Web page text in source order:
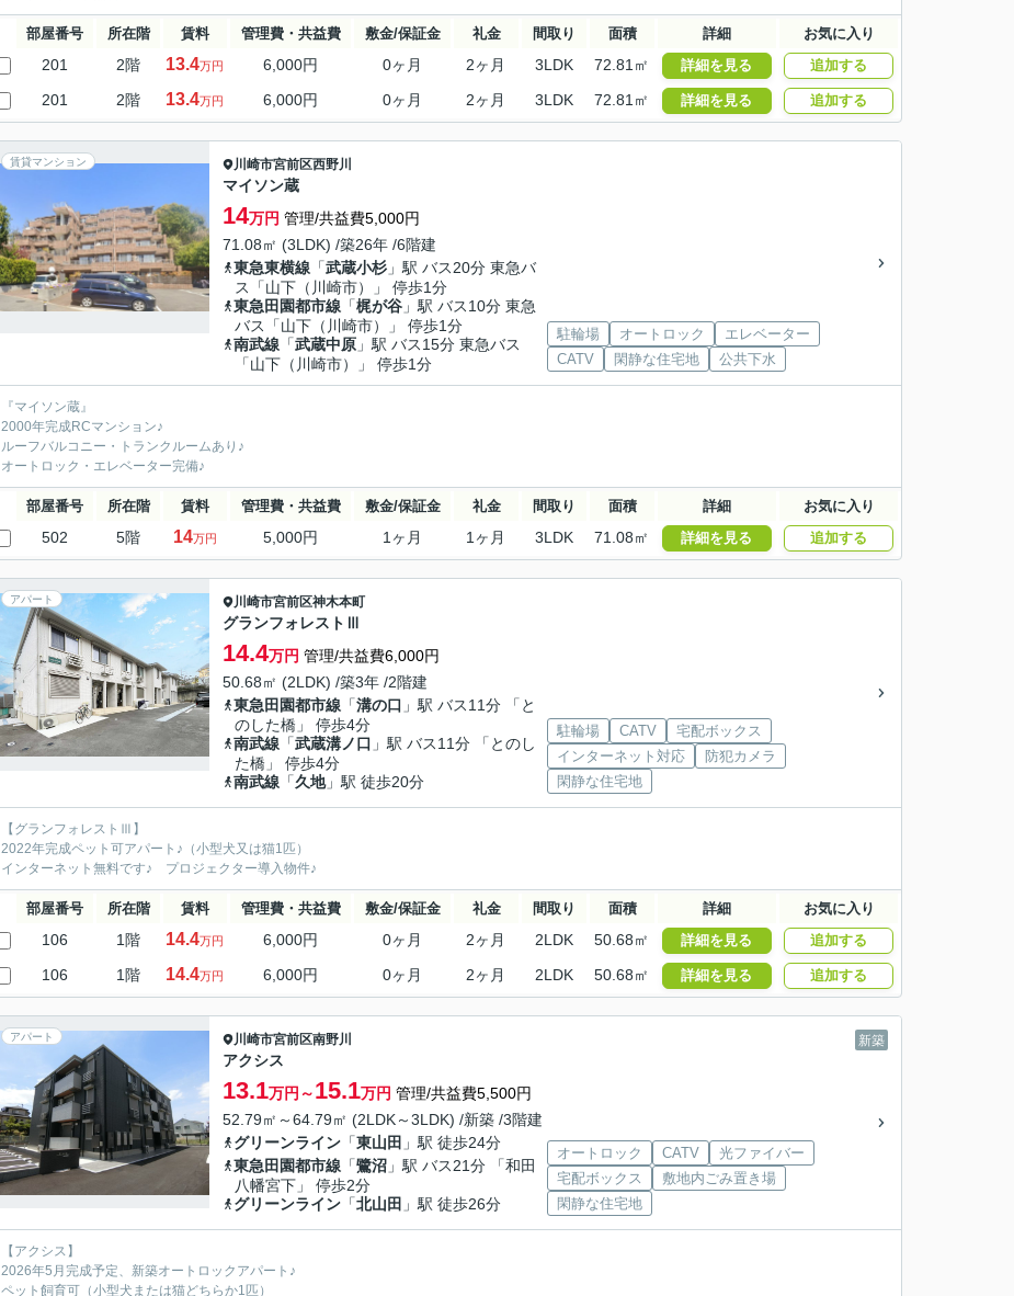
部屋番号 所在階 賃料 管理費・共益費 敷金/保証金 礼金 間取り 面積 詳細 お気に入り
201 2階 13.4万円 6,000円 0ヶ月 2ヶ月 3LDK 72.81㎡ 詳細を見る 追加する
201 2階 13.4万円 6,000円 0ヶ月 2ヶ月 3LDK 72.81㎡ 詳細を見る 追加する
賃貸マンション 川崎市宮前区西野川
マイソン蔵
14万円 管理/共益費5,000円
71.08㎡ (3LDK) /築26年 /6階建
東急東横線 「武蔵小杉 」駅 バス20分 東急バ
ス「山下（川崎市）」 停歩1分
東急田園都市線 「梶が谷 」駅 バス10分 東急
バス「山下（川崎市）」 停歩1分
南武線 「武蔵中原 」駅 バス15分 東急バス
「山下（川崎市）」 停歩1分
駐輪場 オートロック
エレベーター
CATV
閑静な住宅地 公共下水
『マイソン蔵』
2000年完成RCマンション♪
ルーフバルコニー・トランクルームあり♪
オートロック・エレベーター完備♪
部屋番号 所在階 賃料 管理費・共益費 敷金/保証金 礼金 間取り 面積 詳細 お気に入り
502 5階 14万円 5,000円 1ヶ月 1ヶ月 3LDK 71.08㎡ 詳細を見る 追加する
アパート 川崎市宮前区神木本町
グランフォレストⅢ
14.4万円 管理/共益費6,000円
50.68㎡ (2LDK) /築3年 /2階建
東急田園都市線 「溝の口 」駅 バス11分 「と
のした橋」 停歩4分
南武線 「武蔵溝ノ口 」駅 バス11分 「とのし
た橋」 停歩4分
南武線 「久地」駅 徒歩20分
駐輪場 CATV
宅配ボックス
インターネット対応
防犯カメラ
閑静な住宅地
【グランフォレストⅢ】
2022年完成ペット可アパート♪（小型犬又は猫1匹）
インターネット無料です♪ プロジェクター導入物件♪
部屋番号 所在階 賃料 管理費・共益費 敷金/保証金 礼金 間取り 面積 詳細 お気に入り
106 1階 14.4万円 6,000円 0ヶ月 2ヶ月 2LDK 50.68㎡ 詳細を見る 追加する
106 1階 14.4万円 6,000円 0ヶ月 2ヶ月 2LDK 50.68㎡ 詳細を見る 追加する
アパート 新築
川崎市宮前区南野川
アクシス
13.1万円～15.1万円 管理/共益費5,500円
52.79㎡～64.79㎡ (2LDK～3LDK) /新築 /3階建
グリーンライン 「東山田 」駅 徒歩24分
東急田園都市線 「鷺沼 」駅 バス21分 「和田
八幡宮下」 停歩2分
グリーンライン 「北山田 」駅 徒歩26分
オートロック CATV
光ファイバー
宅配ボックス
敷地内ごみ置き場
閑静な住宅地
【アクシス】
2026年5月完成予定、新築オートロックアパート♪
ペット飼育可（小型犬または猫どちらか1匹）